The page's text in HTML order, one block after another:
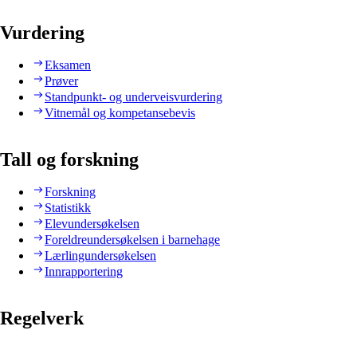
Vurdering
Eksamen
Prøver
Standpunkt- og underveisvurdering
Vitnemål og kompetansebevis
Tall og forskning
Forskning
Statistikk
Elevundersøkelsen
Foreldreundersøkelsen i barnehage
Lærlingundersøkelsen
Innrapportering
Regelverk